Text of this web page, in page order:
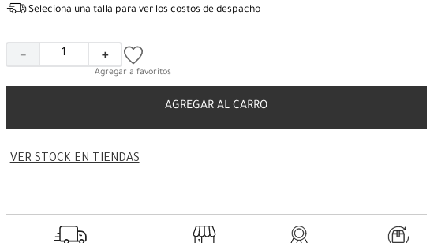
Seleciona una talla para ver los costos de despacho
＋
－
AGREGAR AL CARRO
VER STOCK EN TIENDAS